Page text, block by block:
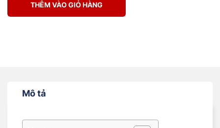
THÊM VÀO GIỎ HÀNG
Mô tả